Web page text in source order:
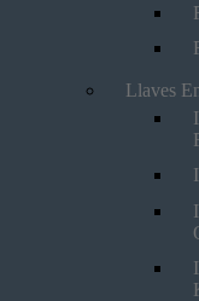
Llaves